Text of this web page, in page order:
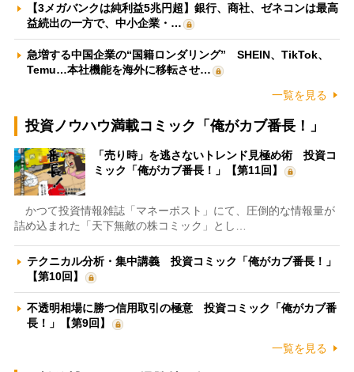
【3メガバンクは純利益5兆円超】銀行、商社、ゼネコンは最高
益続出の一方で、中小企業・…
急増する中国企業の“国籍ロンダリング” SHEIN、TikTok、
Temu…本社機能を海外に移転させ…
一覧を見る
投資ノウハウ満載コミック「俺がカブ番長！」
「売り時」を逃さないトレンド見極め術 投資コ
ミック「俺がカブ番長！」【第11回】
かつて投資情報雑誌「マネーポスト」にて、圧倒的な情報量が
詰め込まれた「天下無敵の株コミック」とし…
テクニカル分析・集中講義 投資コミック「俺がカブ番長！」
【第10回】
不透明相場に勝つ信用取引の極意 投資コミック「俺がカブ番
長！」【第9回】
一覧を見る